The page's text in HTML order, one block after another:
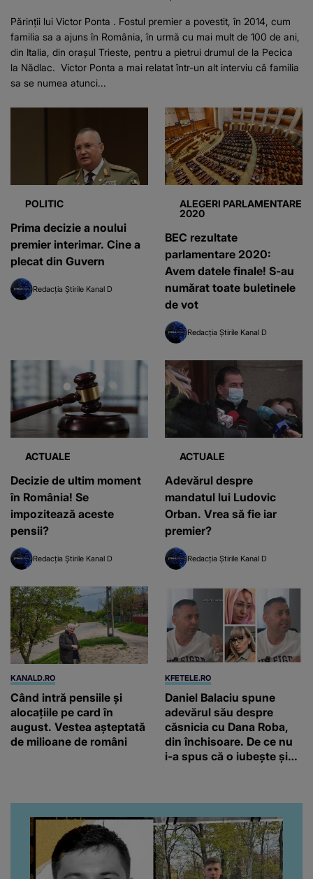
Părinții lui Victor Ponta . Fostul premier a povestit, în 2014, cum
familia sa a ajuns în România, în urmă cu mai mult de 100 de ani,
din Italia, din orașul Trieste, pentru a pietrui drumul de la Pecica
la Nădlac. Victor Ponta a mai relatat într-un alt interviu că familia
sa se numea atunci...
POLITIC
Prima decizie a noului
premier interimar. Cine a
plecat din Guvern
Redacția Știrile Kanal D
ALEGERI PARLAMENTARE
2020
BEC rezultate
parlamentare 2020:
Avem datele finale! S-au
numărat toate buletinele
de vot
Redacția Știrile Kanal D
ACTUALE
Decizie de ultim moment
în România! Se
impozitează aceste
pensii?
Redacția Știrile Kanal D
ACTUALE
Adevărul despre
mandatul lui Ludovic
Orban. Vrea să fie iar
premier?
Redacția Știrile Kanal D
KANALD.RO
Când intră pensiile și
alocațiile pe card în
august. Vestea așteptată
de milioane de români
KFETELE.RO
Daniel Balaciu spune
adevărul său despre
căsnicia cu Dana Roba,
din închisoare. De ce nu
i-a spus că o iubește și
“Am suflet mare. Eu am
ajutat-o.”